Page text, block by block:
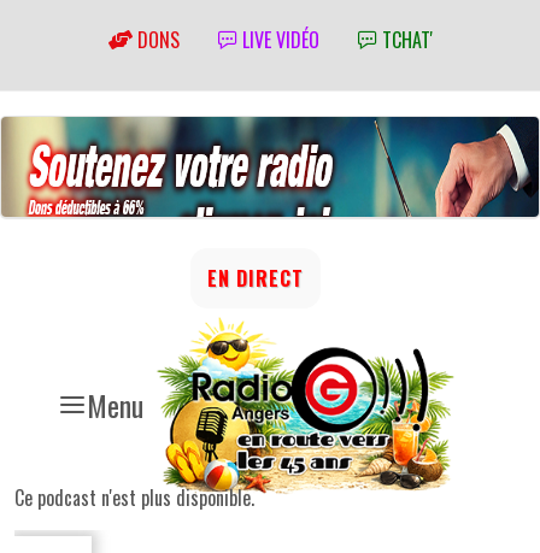
DONS LIVE VIDÉO TCHAT'
Menu
EN DIRECT
Ce podcast n'est plus disponible.